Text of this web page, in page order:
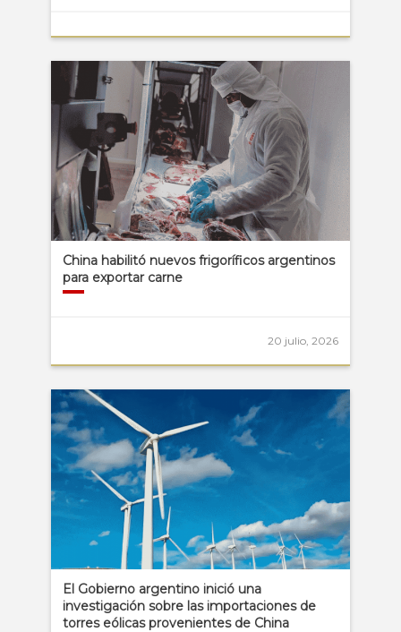
China habilitó nuevos frigoríficos argentinos
para exportar carne
20 julio, 2026
El Gobierno argentino inició una
investigación sobre las importaciones de
torres eólicas provenientes de China